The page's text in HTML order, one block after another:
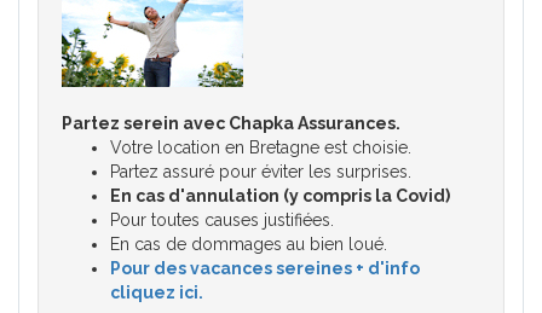
Partez serein avec Chapka Assurances.
Votre location en Bretagne est choisie.
Partez assuré pour éviter les surprises.
En cas d'annulation (y compris la Covid)
Pour toutes causes justifiées.
En cas de dommages au bien loué.
Pour des vacances sereines + d'info
cliquez ici.